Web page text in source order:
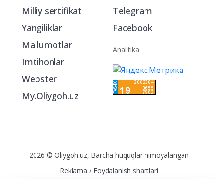
Milliy sertifikat
Yangiliklar
Ma'lumotlar
Imtihonlar
Webster
My.Oliygoh.uz
Telegram
Facebook
Analitika
2026 © Oliygoh.uz, Barcha huquqlar himoyalangan
Reklama / Foydalanish shartlari